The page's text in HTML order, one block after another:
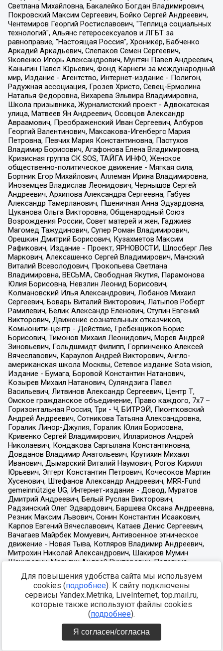
Для повышения удобства сайта мы используем
cookies (подробнее). К сайту подключены
сервисы Yandex.Metrika, LiveInternet, top.mail.ru,
которые также используют файлы cookies
(подробнее).
Я согласен/согласна